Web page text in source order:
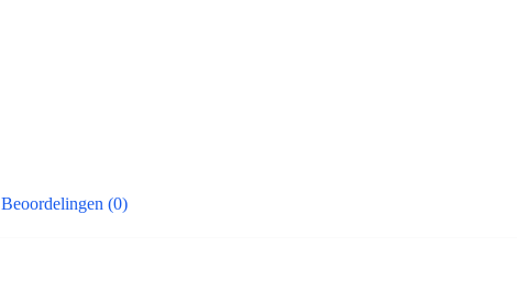
Beoordelingen (0)